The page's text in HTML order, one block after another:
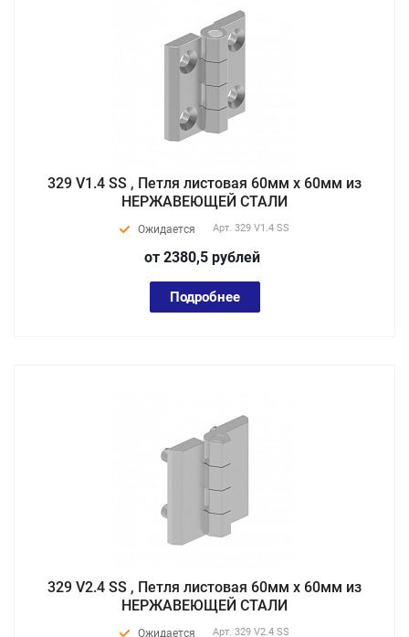
329 V1.4 SS , Петля листовая 60мм х 60мм из
НЕРЖАВЕЮЩЕЙ СТАЛИ
Ожидается Арт. 329 V1.4 SS
от 2380,5 рублей
Подробнее
329 V2.4 SS , Петля листовая 60мм х 60мм из
НЕРЖАВЕЮЩЕЙ СТАЛИ
Ожидается Арт. 329 V2.4 SS